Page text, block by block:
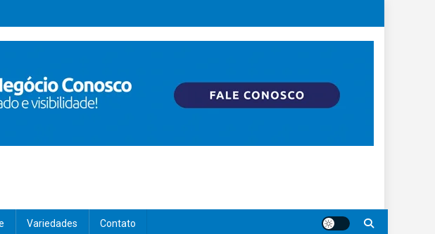
Variedades Contato